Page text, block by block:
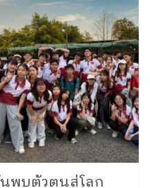
นพบตัวตนสู่โลก